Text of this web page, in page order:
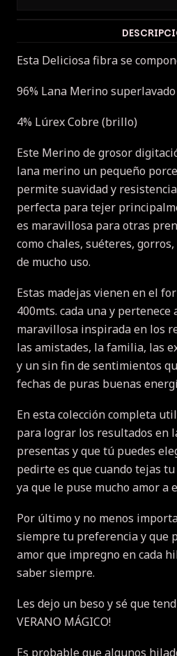
Esta Deliciosa fibra se
96% Lana Merino
4% Lúrex Cobre (brillo)
Este Merino de grosor
lana merino un pequeño
permite suavidad y
perfecta para tejer
es maravillosa para otras
como chales, suéteres, gorros,
de mucho uso.
Estas madejas vienen en el
400mts. cada una y pertenece
maravillosa inspirada en los
las amistades, la familia, las
y un sin fin de sentimientos
fechas de puras buenas
En esta colección completa
para lograr los resultados en
presentas y que tú puedes
pedirte es que cuando tejas
ya que le puse mucho amor a
Por último y no menos
siempre tu preferencia y que
amor que impregno en cada
saber siempre.
Les dejo un beso y sé que
VERANO MÁGICO!
Es probable que algunos